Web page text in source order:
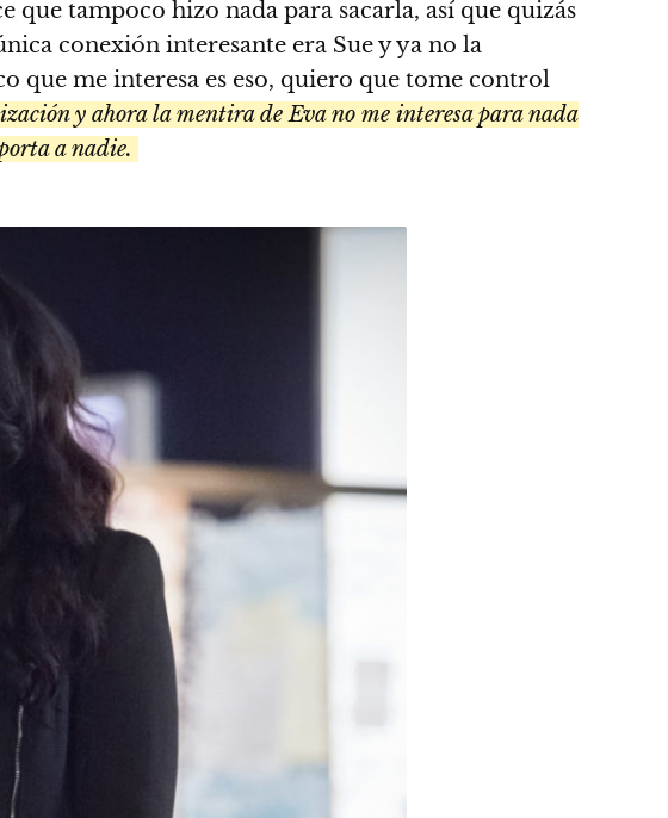
tampoco hizo nada para sacarla, así que quizás
conexión interesante era Sue y ya no la
que me interesa es eso, quiero que tome control
y ahora la mentira de Eva no me interesa para nada
a nadie.